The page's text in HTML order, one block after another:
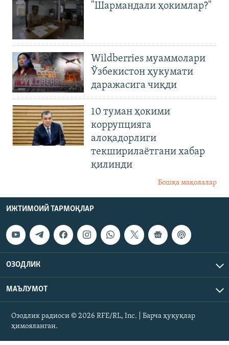
"Шармандали ҳокимлар?"
Wildberries муаммолари
Ўзбекистон ҳукумати
даражасига чиқди
10 туман ҳокими
коррупцияга
алоқадорлиги
текширилаётгани хабар
қилинди
Бошқа мақолалар
ИЖТИМОИЙ ТАРМОҚЛАР
ОЗОДЛИК
МАЪЛУМОТ
Озодлик радиоси © 2026 RFE/RL, Inc. | Барча ҳуқуқлар
ҳимояланган.